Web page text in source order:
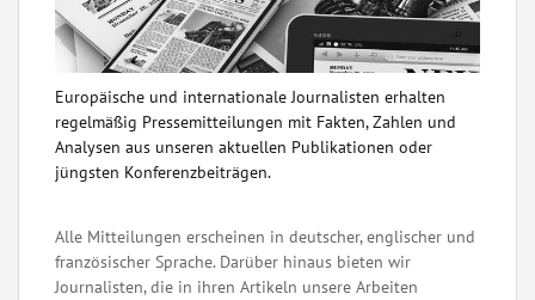
Europäische und internationale Journalisten erhalten
regelmäßig Pressemitteilungen mit Fakten, Zahlen und
Analysen aus unseren aktuellen Publikationen oder
jüngsten Konferenzbeiträgen.
Alle Mitteilungen erscheinen in deutscher, englischer und
französischer Sprache. Darüber hinaus bieten wir
Journalisten, die in ihren Artikeln unsere Arbeiten